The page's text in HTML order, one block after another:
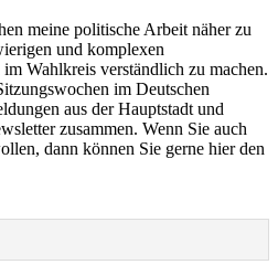
meine politische Arbeit näher zu
und komplexen
Wahlkreis verständlich zu machen.
im Deutschen
aus der Hauptstadt und
zusammen. Wenn Sie auch
dann können Sie gerne hier den